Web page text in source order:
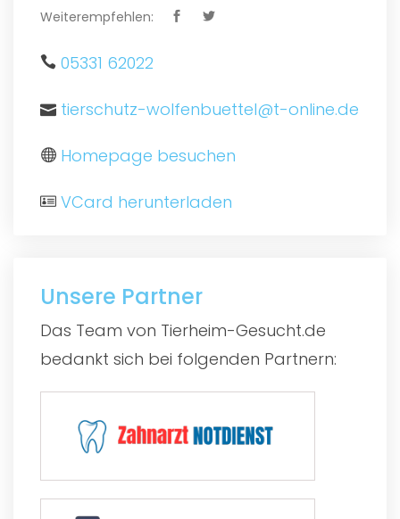
Weiterempfehlen:
05331 62022
tierschutz-wolfenbuettel@t-online.de
Homepage besuchen
VCard herunterladen
Unsere Partner
Das Team von Tierheim-Gesucht.de
bedankt sich bei folgenden Partnern: